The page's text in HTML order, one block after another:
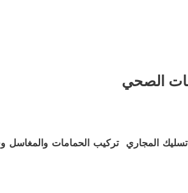
الصحي
المجاري تركيب الحمامات والمغاسل